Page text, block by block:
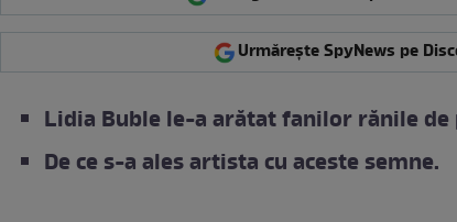
Urmărește SpyNews pe
Lidia Buble le-a arătat fanilor rănile de
De ce s-a ales artista cu aceste semne.